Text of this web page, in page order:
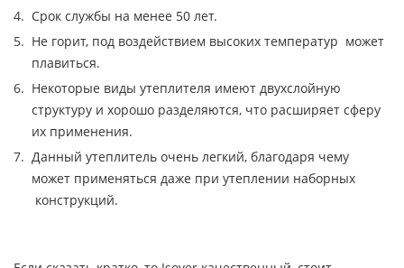
Срок службы на менее 50 лет.
Не горит, под воздействием высоких температур может
плавиться.
Некоторые виды утеплителя имеют двухслойную
структуру и хорошо разделяются, что расширяет сферу
их применения.
Данный утеплитель очень легкий, благодаря чему
может применяться даже при утеплении наборных
конструкций.